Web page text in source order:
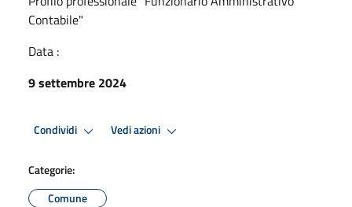
Contabile"
Data :
9 settembre 2024
Condividi Vedi azioni
Categorie:
Comune